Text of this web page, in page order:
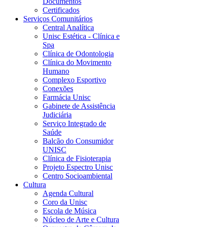
Certificados
Serviços Comunitários
Central Analítica
Unisc Estética - Clínica e
Spa
Clínica de Odontologia
Clínica do Movimento
Humano
Complexo Esportivo
Conexões
Farmácia Unisc
Gabinete de Assistência
Judiciária
Serviço Integrado de
Saúde
Balcão do Consumidor
UNISC
Clínica de Fisioterapia
Projeto Espectro Unisc
Centro Socioambiental
Cultura
Agenda Cultural
Coro da Unisc
Escola de Música
Núcleo de Arte e Cultura